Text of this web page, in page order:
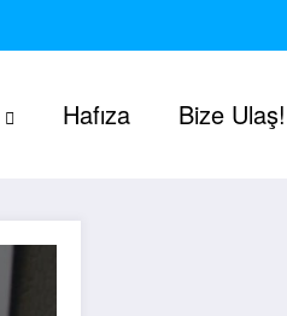
Hafıza Bize Ulaş!